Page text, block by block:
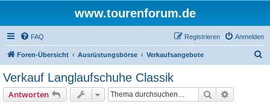
www.tourenforum.de
FAQ Anmelden
Registrieren
Foren-Übersicht Ausrüstungsbörse Verkaufsangebote
Verkauf Langlaufschuhe Classik
Antworten Suche